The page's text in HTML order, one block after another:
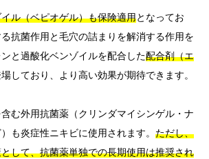
ル（ベピオゲル）も保険適用となってお
抗菌作用と毛穴の詰まりを解消する作用を
と過酸化ベンゾイルを配合した配合剤（エ
場しており、より高い効果が期待できます。
む外用抗菌薬（クリンダマイシンゲル・ナ
も炎症性ニキビに使用されます。 ただし、
して、抗菌薬単独での長期使用は推奨され